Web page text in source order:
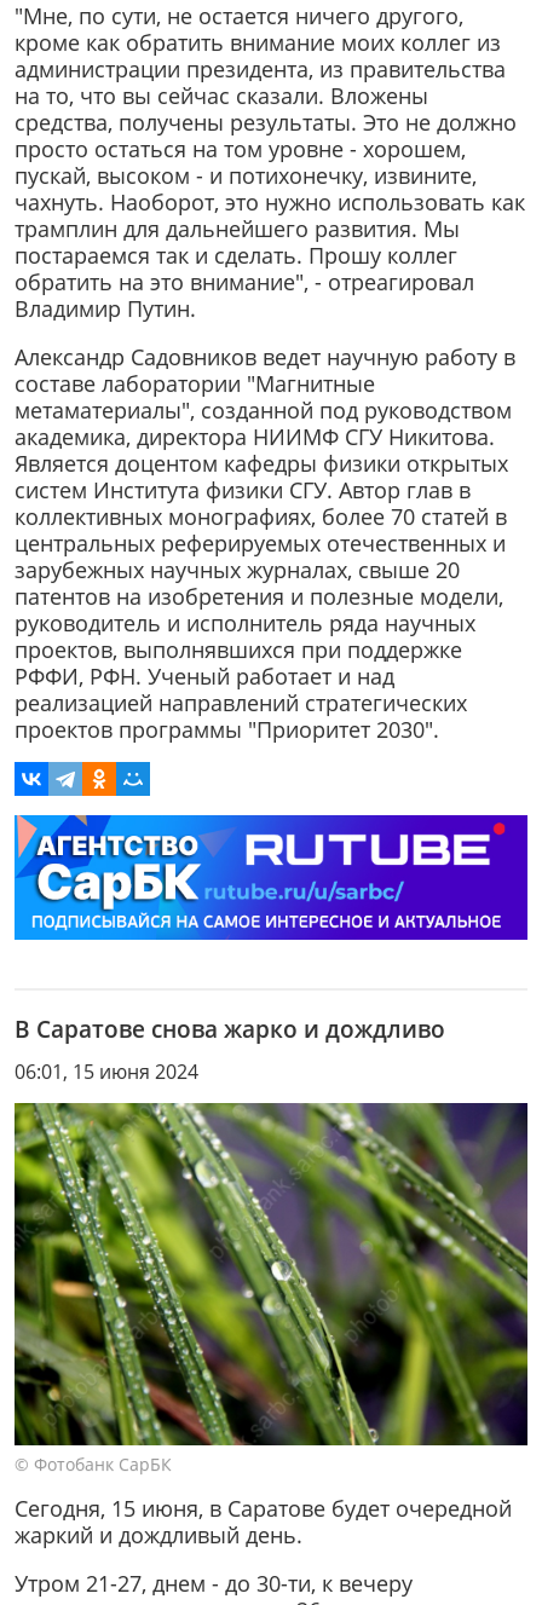
"Мне, по сути, не остается ничего другого,
кроме как обратить внимание моих коллег из
администрации президента, из правительства
на то, что вы сейчас сказали. Вложены
средства, получены результаты. Это не должно
просто остаться на том уровне - хорошем,
пускай, высоком - и потихонечку, извините,
чахнуть. Наоборот, это нужно использовать как
трамплин для дальнейшего развития. Мы
постараемся так и сделать. Прошу коллег
обратить на это внимание", - отреагировал
Владимир Путин.
Александр Садовников ведет научную работу в
составе лаборатории "Магнитные
метаматериалы", созданной под руководством
академика, директора НИИМФ СГУ Никитова.
Является доцентом кафедры физики открытых
систем Института физики СГУ. Автор глав в
коллективных монографиях, более 70 статей в
центральных реферируемых отечественных и
зарубежных научных журналах, свыше 20
патентов на изобретения и полезные модели,
руководитель и исполнитель ряда научных
проектов, выполнявшихся при поддержке
РФФИ, РФН. Ученый работает и над
реализацией направлений стратегических
проектов программы "Приоритет 2030".
В Саратове снова жарко и дождливо
06:01, 15 июня 2024
© Фотобанк СарБК
Сегодня, 15 июня, в Саратове будет очередной
жаркий и дождливый день.
Утром 21-27, днем - до 30-ти, к вечеру